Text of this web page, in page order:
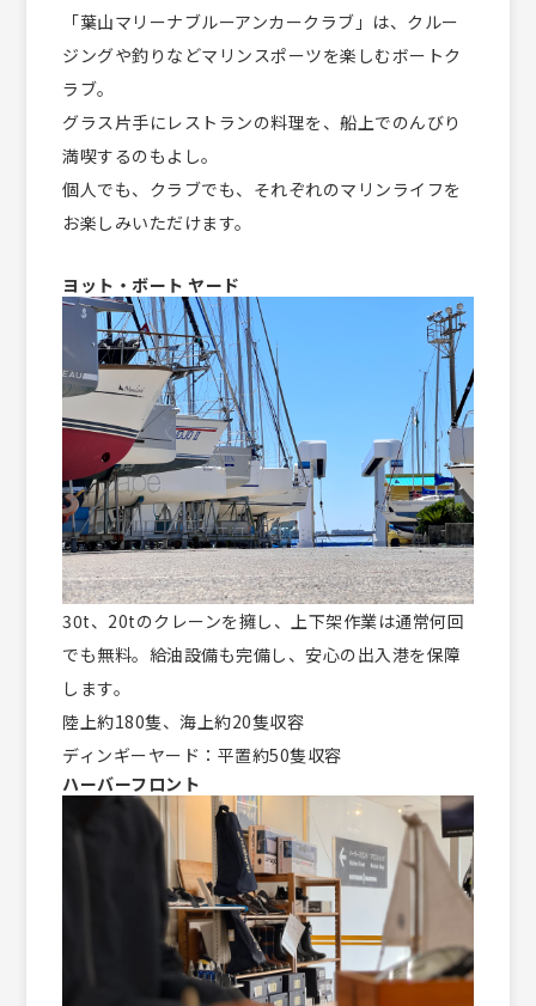
「葉山マリーナブルーアンカークラブ」は、クルー
ジングや釣りなどマリンスポーツを楽しむボートク
ラブ。
グラス片手にレストランの料理を、船上でのんびり
満喫するのもよし。
個人でも、クラブでも、それぞれのマリンライフを
お楽しみいただけます。
ヨット・ボート ヤード
30t、20tのクレーンを擁し、上下架作業は通常何回
でも無料。給油設備も完備し、安心の出入港を保障
します。
陸上約180隻、海上約20隻収容
ディンギーヤード：平置約50隻収容
ハーバーフロント